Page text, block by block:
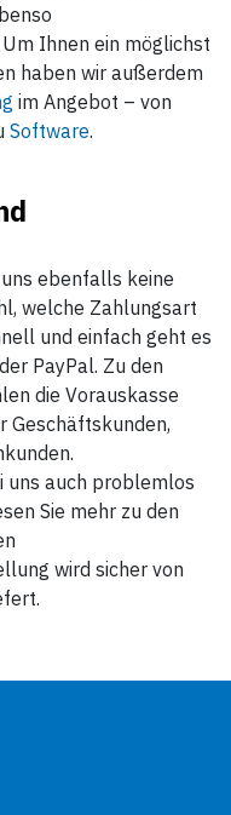
Um Ihnen ein möglichst
haben wir außerdem
im Angebot – von
Software.
ebenfalls keine
welche Zahlungsart
und einfach geht es
PayPal. Zu den
die Vorauskasse
Geschäftskunden,
uns auch problemlos
Sie mehr zu den
wird sicher von